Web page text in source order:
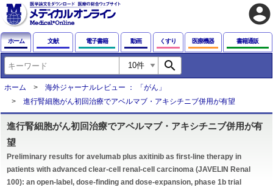
account_circle
ホーム 文献 電子書籍 動画 くすり 医療機器 書籍通販
search
ホーム
海外ジャーナルレビュー ： 「がん」
進行腎細胞がん初回治療でアベルマブ・アキシチニブ併用が有望
進行腎細胞がん初回治療でアベルマブ・アキシチニブ併用が有
望
Preliminary results for avelumab plus axitinib as first-line therapy in
patients with advanced clear-cell renal-cell carcinoma (JAVELIN Renal
100): an open-label, dose-finding and dose-expansion, phase 1b trial